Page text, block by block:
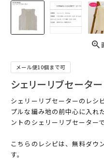
メール便10個まで可
シェリーリブセーター
シェリーリブセーターのレシ
プルな編み地の前中心に入れ
ントのシェリーリブセーターで
こちらのレシピは、無料ダウ
す。